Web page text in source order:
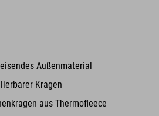
Außenmaterial
Kragen
aus Thermofleece